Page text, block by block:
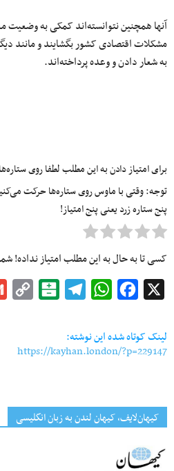
آنها همچنین نتوانسته‌اند کمکی به وضعیت
مشکلات اقتصادی کشور بگشایند و مانند
به شعار دادن و وعده پرداخته‌اند.
برای امتیاز دادن به این مطلب لطفا روی
توجه: وقتی با ماوس روی ستاره‌ها حرکت
پنج ستاره زرد یعنی پنج امتیاز!
کسی تا به حال به این مطلب امتیاز نداده!
Facebook
WhatsApp
Telegram
Balatarin
لینک کوتاه شده این نوشته:
https://kayhan.london/?p=229147
کیهان‌لایف، کیهان لندن به زبان انگلیسی